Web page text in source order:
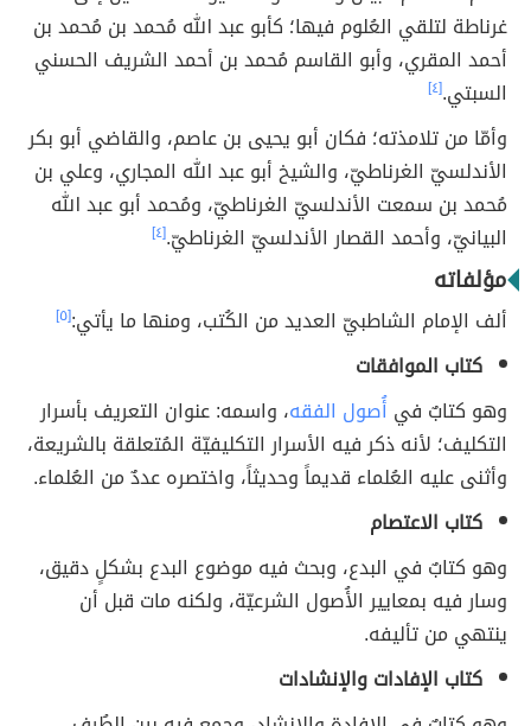
غرناطة لتلقي العُلوم فيها؛ كأبو عبد الله مُحمد بن مُحمد بن
أحمد المقري، وأبو القاسم مُحمد بن أحمد الشريف الحسني
السبتي.[٤]
وأمّا من تلامذته؛ فكان أبو يحيى بن عاصم، والقاضي أبو بكر
الأندلسيّ الغرناطيّ، والشيخ أبو عبد الله المجاري، وعلي بن
مُحمد بن سمعت الأندلسيّ الغرناطيّ، ومُحمد أبو عبد الله
البيانيّ، وأحمد القصار الأندلسيّ الغرناطيّ.[٤]
مؤلفاته
ألف الإمام الشاطبيّ العديد من الكُتب، ومنها ما يأتي:[٥]
كتاب الموافقات
وهو كتابٌ في أُصول الفقه، واسمه: عنوان التعريف بأسرار
التكليف؛ لأنه ذكر فيه الأسرار التكليفيّة المُتعلقة بالشريعة،
وأثنى عليه العُلماء قديماً وحديثاً، واختصره عددٌ من العُلماء.
كتاب الاعتصام
وهو كتابٌ في البدع، وبحث فيه موضوع البدع بشكلٍ دقيق،
وسار فيه بمعايير الأُصول الشرعيّة، ولكنه مات قبل أن
ينتهي من تأليفه.
كتاب الإفادات والإنشادات